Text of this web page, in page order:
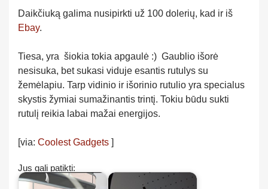
Daikčiuką galima nusipirkti už 100 dolerių, kad ir iš
Ebay.
Tiesa, yra šiokia tokia apgaulė :) Gaublio išorė
nesisuka, bet sukasi viduje esantis rutulys su
žemėlapiu. Tarp vidinio ir išorinio rutulio yra specialus
skystis žymiai sumažinantis trintį. Tokiu būdu sukti
rutulį reikia labai mažai energijos.
[via: Coolest Gadgets ]
Jus gali patikti: